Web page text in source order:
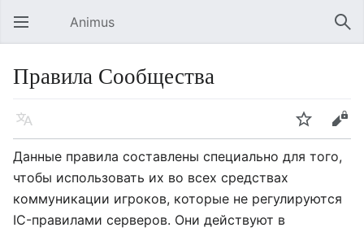
Открыть главное меню Animus
Правила Сообщества
Язык Следить
Данные правила составлены специально для того,
чтобы использовать их во всех средствах
коммуникации игроков, которые не регулируются
IC-правилами серверов. Они действуют в